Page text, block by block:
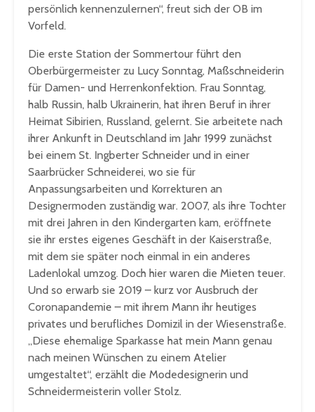
persönlich kennenzulernen“, freut sich der OB im
Vorfeld.
Die erste Station der Sommertour führt den
Oberbürgermeister zu Lucy Sonntag, Maßschneiderin
für Damen- und Herrenkonfektion. Frau Sonntag,
halb Russin, halb Ukrainerin, hat ihren Beruf in ihrer
Heimat Sibirien, Russland, gelernt. Sie arbeitete nach
ihrer Ankunft in Deutschland im Jahr 1999 zunächst
bei einem St. Ingberter Schneider und in einer
Saarbrücker Schneiderei, wo sie für
Anpassungsarbeiten und Korrekturen an
Designermoden zuständig war. 2007, als ihre Tochter
mit drei Jahren in den Kindergarten kam, eröffnete
sie ihr erstes eigenes Geschäft in der Kaiserstraße,
mit dem sie später noch einmal in ein anderes
Ladenlokal umzog. Doch hier waren die Mieten teuer.
Und so erwarb sie 2019 – kurz vor Ausbruch der
Coronapandemie – mit ihrem Mann ihr heutiges
privates und berufliches Domizil in der Wiesenstraße.
„Diese ehemalige Sparkasse hat mein Mann genau
nach meinen Wünschen zu einem Atelier
umgestaltet“, erzählt die Modedesignerin und
Schneidermeisterin voller Stolz.